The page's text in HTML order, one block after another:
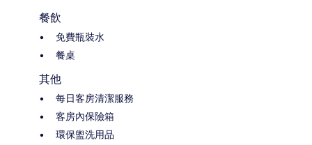
餐飲
免費瓶裝水
餐桌
其他
每日客房清潔服務
客房內保險箱
環保盥洗用品